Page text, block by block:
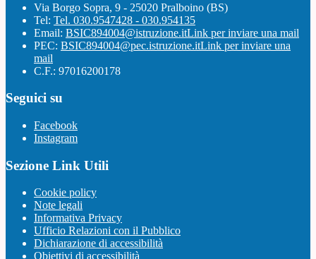
Via Borgo Sopra, 9 - 25020 Pralboino (BS)
Tel: Tel. 030.9547428 - 030.954135
Email: BSIC894004@istruzione.itLink per inviare una mail
PEC: BSIC894004@pec.istruzione.itLink per inviare una
mail
C.F.: 97016200178
Seguici su
Facebook
Instagram
Sezione Link Utili
Cookie policy
Note legali
Informativa Privacy
Ufficio Relazioni con il Pubblico
Dichiarazione di accessibilità
Obiettivi di accessibilità